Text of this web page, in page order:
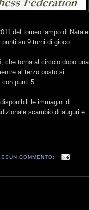
del torneo lampo di Natale
su 9 turni di gioco.
, che torna al circolo dopo una
al terzo posto si
con punti 5.
le immagini di
scambio di auguri e
COMMENTO: